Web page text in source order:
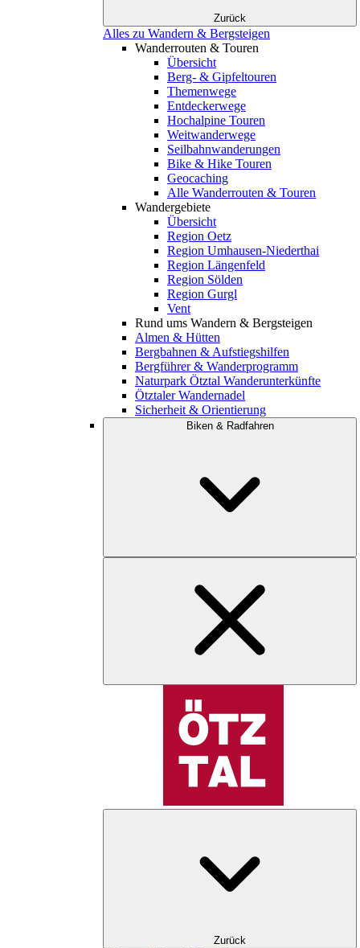
Zurück
Alles zu Wandern & Bergsteigen
Wanderrouten & Touren
Übersicht
Berg- & Gipfeltouren
Themenwege
Entdeckerwege
Hochalpine Touren
Weitwanderwege
Seilbahnwanderungen
Bike & Hike Touren
Geocaching
Alle Wanderrouten & Touren
Wandergebiete
Übersicht
Region Oetz
Region Umhausen-Niederthai
Region Längenfeld
Region Sölden
Region Gurgl
Vent
Rund ums Wandern & Bergsteigen
Almen & Hütten
Bergbahnen & Aufstiegshilfen
Bergführer & Wanderprogramm
Naturpark Ötztal Wanderunterkünfte
Ötztaler Wandernadel
Sicherheit & Orientierung
Biken & Radfahren
Zurück